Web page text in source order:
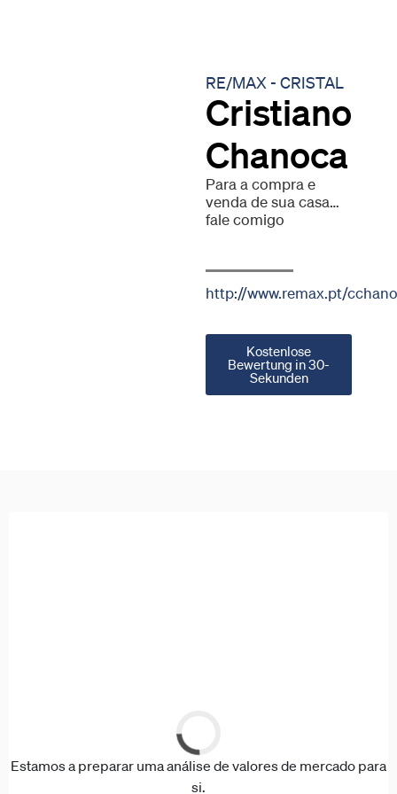
RE/MAX - CRISTAL
Cristiano
Chanoca
Para a compra e
venda de sua casa…
fale comigo
http://www.remax.pt/
Kostenlose
Bewertung in 30-
Sekunden